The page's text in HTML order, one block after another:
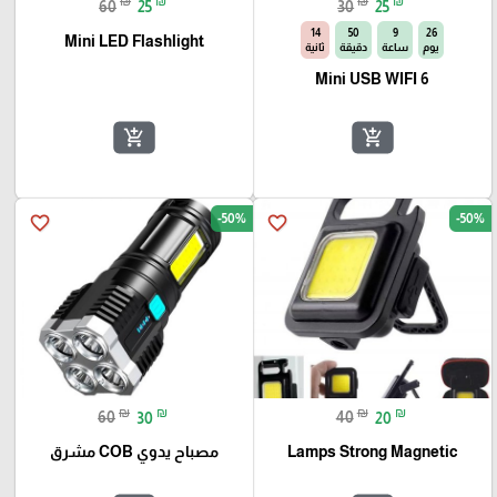
30 25
26
يوم
9
ساعة
50
دقيقة
13
ثانية
Mini USB WIFI 6
add_shopping_cart
60 25
Mini LED Flashlight
add_shopping_cart
favorite_border -50%
40 ₪ 20 ₪
Lamps Strong Magnetic
favorite_border -50%
60 ₪ 30 ₪
مصباح يدوي COB مشرق